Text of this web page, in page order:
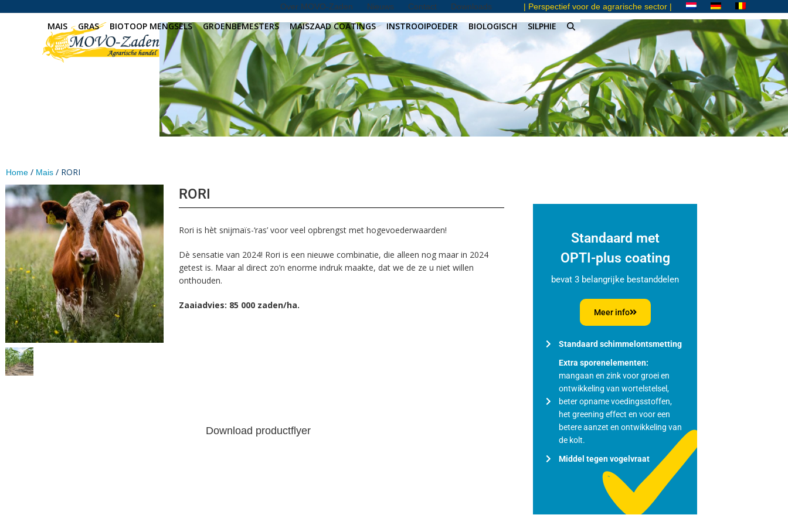
Over MOVO-Zaden Nieuws Contact Downloads | Perspectief voor de agrarische sector |
MAIS GRAS BIOTOOP MENGSELS GROENBEMESTERS MAISZAAD COATINGS INSTROOIPOEDER BIOLOGISCH SILPHIE
Home / Mais / RORI
RORI
Rori is hèt snijmaïs-‘ras’ voor veel opbrengst met hogevoederwaarden!
Dè sensatie van 2024! Rori is een nieuwe combinatie, die alleen nog maar in 2024
getest is. Maar al direct zo’n enorme indruk maakte, dat we de ze u niet willen
onthouden.
Zaaiadvies: 85 000 zaden/ha.
Download productflyer
Standaard met
OPTI-plus coating
bevat 3 belangrijke bestanddelen
Meer info
Standaard schimmelontsmetting
Extra sporenelementen:
mangaan en zink voor groei en
ontwikkeling van wortelstelsel,
beter opname voedingsstoffen,
het greening effect en voor een
betere aanzet en ontwikkeling van
de kolt.
Middel tegen vogelvraat